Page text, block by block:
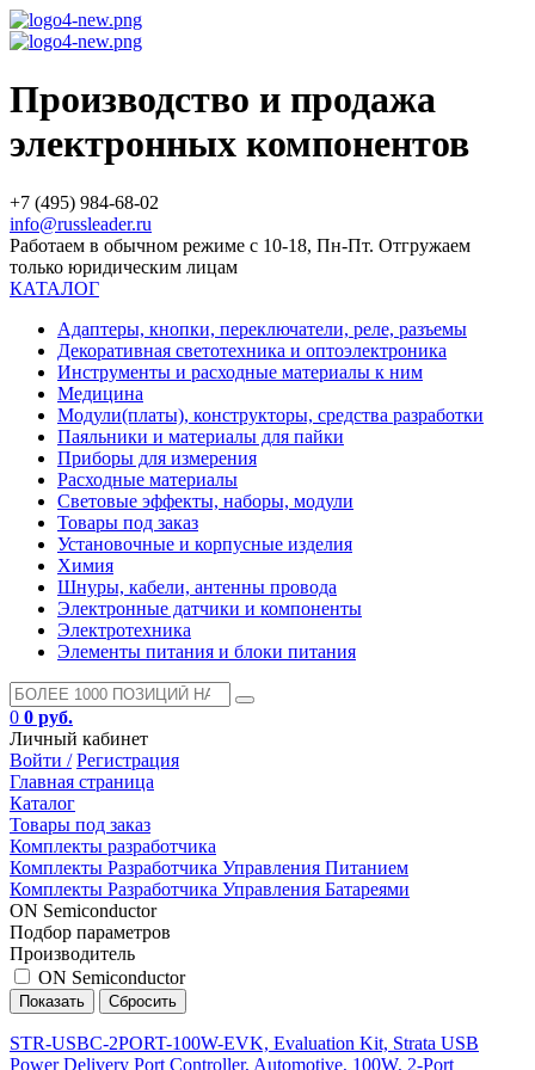
Производство и продажа
электронных компонентов
+7 (495) 984-68-02
info@russleader.ru
Работаем в обычном режиме с 10-18, Пн-Пт. Отгружаем
только юридическим лицам
КАТАЛОГ
Адаптеры, кнопки, переключатели, реле, разъемы
Декоративная светотехника и оптоэлектроника
Инструменты и расходные материалы к ним
Медицина
Модули(платы), конструкторы, средства разработки
Паяльники и материалы для пайки
Приборы для измерения
Расходные материалы
Световые эффекты, наборы, модули
Товары под заказ
Установочные и корпусные изделия
Химия
Шнуры, кабели, антенны провода
Электронные датчики и компоненты
Электротехника
Элементы питания и блоки питания
0 0 руб.
Личный кабинет
Войти / Регистрация
Главная страница
Каталог
Товары под заказ
Комплекты разработчика
Комплекты Разработчика Управления Питанием
Комплекты Разработчика Управления Батареями
ON Semiconductor
Подбор параметров
Производитель
ON Semiconductor
STR-USBC-2PORT-100W-EVK, Evaluation Kit, Strata USB
Power Delivery Port Controller, Automotive, 100W, 2-Port